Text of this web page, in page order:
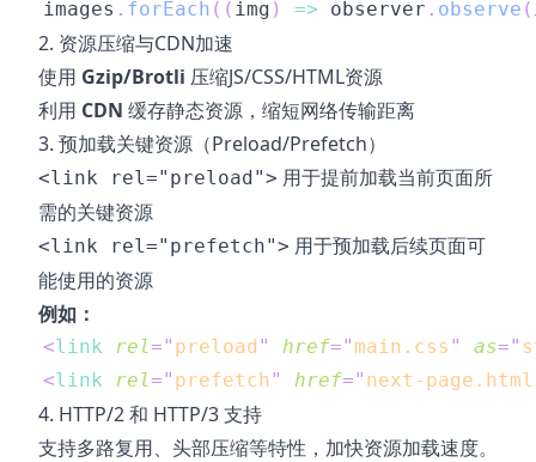
images . forEach ( ( img ) => observer . observe (
2. 资源压缩与CDN加速
使用 Gzip/Brotli 压缩JS/CSS/HTML资源
利用 CDN 缓存静态资源，缩短网络传输距离
3. 预加载关键资源（Preload/Prefetch）
<link rel="preload"> 用于提前加载当前页面所
需的关键资源
<link rel="prefetch"> 用于预加载后续页面可
能使用的资源
例如：
<link rel=" preload " href=" main.css " as="
<link rel=" prefetch" href=" next-page.html
4. HTTP/2 和 HTTP/3 支持
支持多路复用、头部压缩等特性，加快资源加载速度。